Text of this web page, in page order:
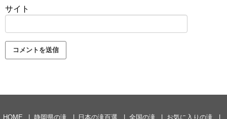
サイト
HOME 静岡県の滝 日本の滝百選 全国の滝 お気に入りの滝